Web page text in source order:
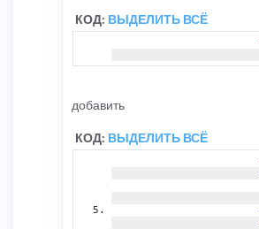
КОД: ВЫДЕЛИТЬ ВСЁ
добавить
КОД: ВЫДЕЛИТЬ ВСЁ